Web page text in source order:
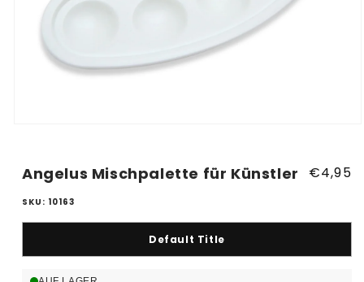
öffnen
Angelus Mischpalette für Künstler €4,95
SKU: 10163
Default Title